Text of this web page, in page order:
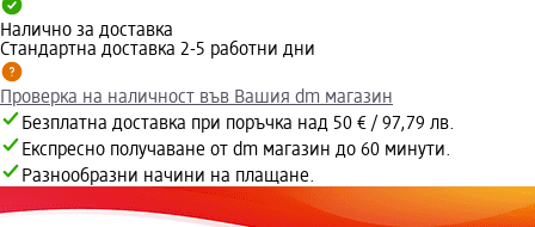
Налично за доставка
Стандартна доставка 2-5 работни дни
Проверка на наличност във Вашия dm магазин
Безплатна доставка при поръчка над 50 € / 97,79 лв.
Експресно получаване от dm магазин до 60 минути.
Разнообразни начини на плащане.